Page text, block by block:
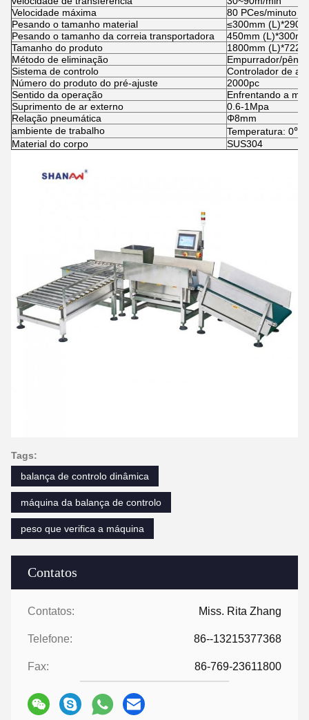
Contatos
Contatos: Miss. Rita Zhang
Telefone: 86--13215377368
Fax: 86-769-23611800
Velocidade máxima
80 PCes/minuto
Pesando o tamanho material
≤300mm
Pesando o tamanho da correia transportadora
450mm
Tamanho do produto
1800mm
Método de eliminação
Empurrador/
Sistema de controlo
Controlador de
Número do produto do pré-ajuste
2000pc
Sentido da operação
Enfrentando a
Suprimento de ar externo
0.6-1Mpa
Relação pneumática
Φ8mm
ambiente de trabalho
Temperatura:
Material do corpo
SUS304
Tags:
balança de controlo dinâmica
máquina da balança de controlo
peso que verifica a máquina